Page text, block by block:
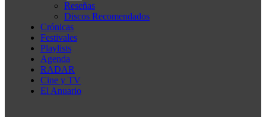
Reseñas
Discos Recomendados
Crónicas
Festivales
Playlists
Agenda
RADAR
Cine y TV
El Anuario